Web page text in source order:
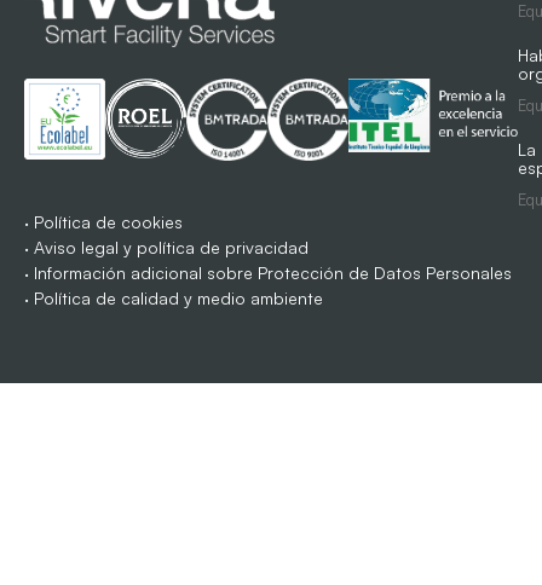
· Política de cookies
· Aviso legal y política de privacidad
· Información adicional sobre Protección de Datos Personales
· Política de calidad y medio ambiente